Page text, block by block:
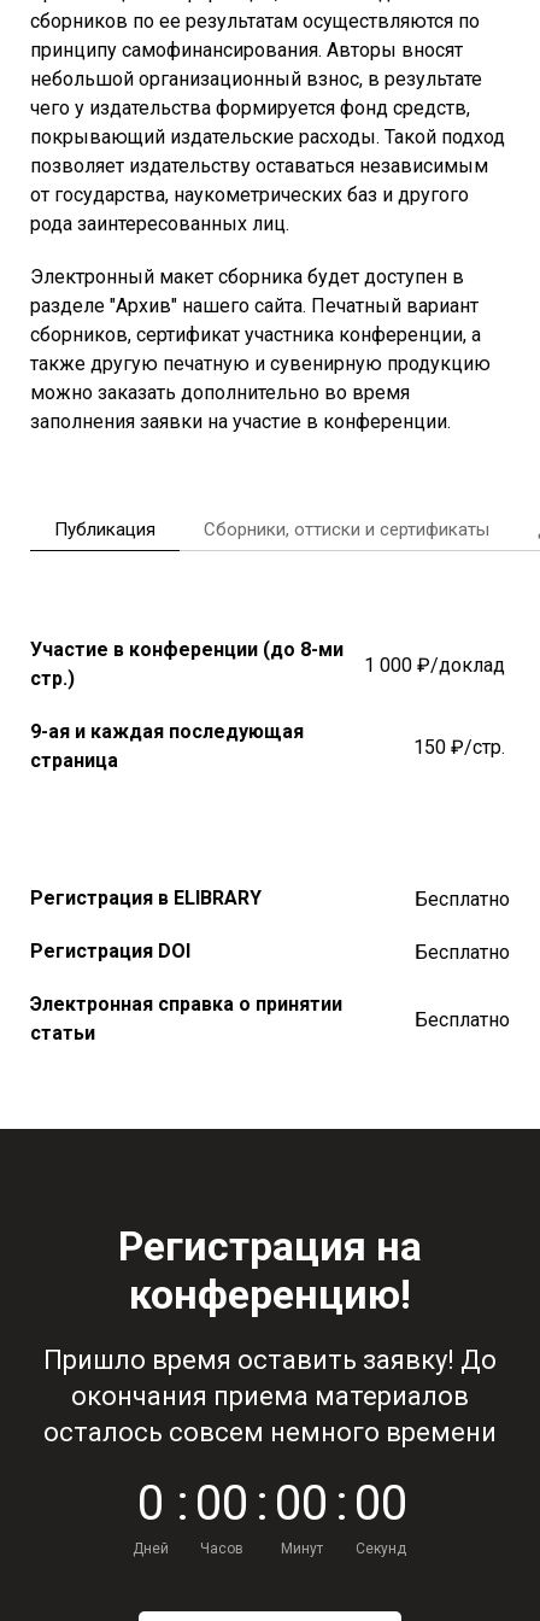
сборников по ее результатам осуществляются по
принципу самофинансирования. Авторы вносят
небольшой организационный взнос, в результате
чего у издательства формируется фонд средств,
покрывающий издательские расходы. Такой подход
позволяет издательству оставаться независимым
от государства, наукометрических баз и другого
рода заинтересованных лиц.
Электронный макет сборника будет доступен в
разделе "Архив" нашего сайта. Печатный вариант
сборников, сертификат участника конференции, а
также другую печатную и сувенирную продукцию
можно заказать дополнительно во время
заполнения заявки на участие в конференции.
Публикация Сборники, оттиски и сертификаты
Участие в конференции (до 8-ми
стр.)
1 000 ₽/доклад
9-ая и каждая последующая
страница
150 ₽/стр.
Регистрация в ELIBRARY Бесплатно
Регистрация DOI Бесплатно
Электронная справка о принятии
статьи
Бесплатно
Регистрация на
конференцию!
Пришло время оставить заявку! До
окончания приема материалов
осталось совсем немного времени
0
Дней
: 00
Часов
: 00
Минут
: 00
Секунд